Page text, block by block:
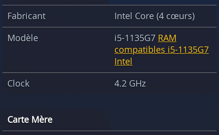
Fabricant
Intel Core (4 cœurs)
Modèle
i5-1135G7 RAM
compatibles i5-1135G7
Intel
Clock
4.2 GHz
Carte Mère